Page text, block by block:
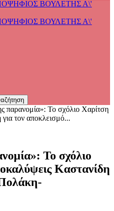
παρανομία»: Το σχόλιο Χαρίτση
για τον αποκλεισμό...
Το σχόλιο
Καστανίδη